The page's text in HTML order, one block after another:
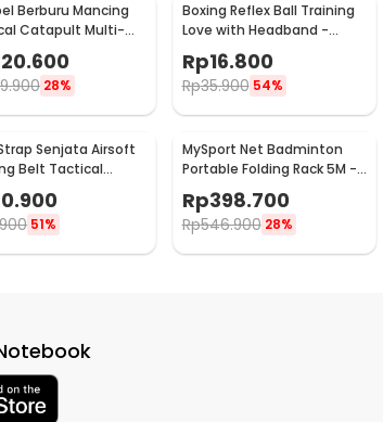
Berburu Mancing
Catapult Multi-
KMSS
28%
Boxing Reflex Ball Training
Love with Headband -
HC408
Rp16.800
Rp35.900 54%
Senjata Airsoft
Belt Tactical
51%
MySport Net Badminton
Portable Folding Rack 5M -
T300
Rp398.700
Rp546.900 28%